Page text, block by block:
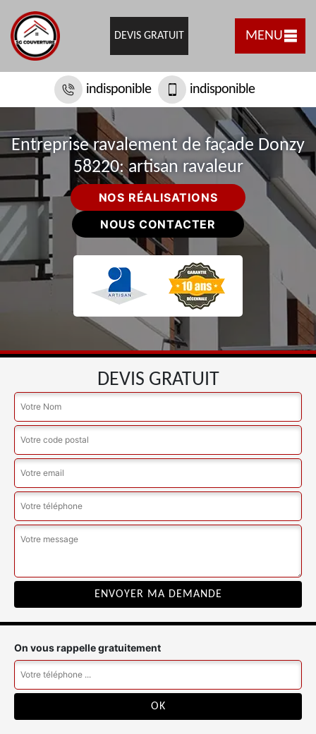
DEVIS GRATUIT MENU
indisponible indisponible
Entreprise ravalement de façade Donzy
58220: artisan ravaleur
NOS RÉALISATIONS
NOUS CONTACTER
DEVIS GRATUIT
On vous rappelle gratuitement